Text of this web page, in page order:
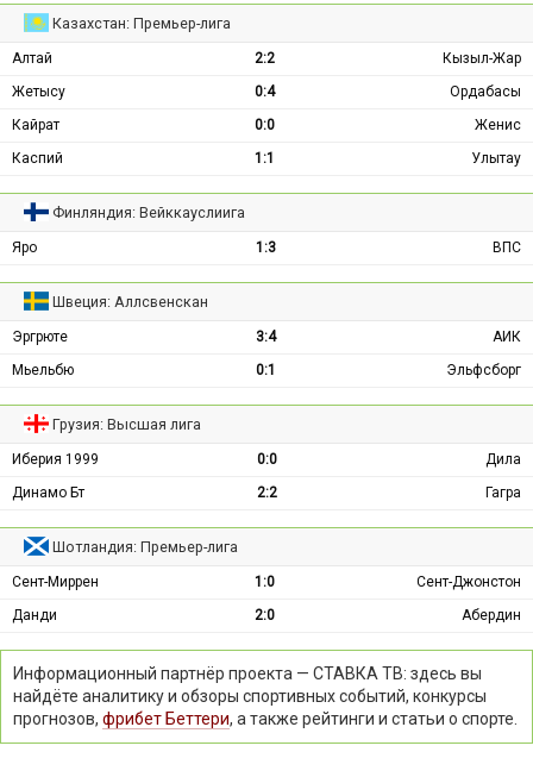
Казахстан: Премьер-лига
Алтай 2:2
Кызыл-Жар
Жетысу
0:4
Ордабасы
Кайрат
0:0
Женис
Каспий
1:1 Улытау
Финляндия: Вейккауслиига
Яро 1:3 ВПС
Швеция: Аллсвенскан
Эргрюте 3:4
АИК
Мьельбю
0:1 Эльфсборг
Грузия: Высшая лига
Иберия 1999 0:0
Дила
Динамо Бт
2:2 Гагра
Шотландия: Премьер-лига
Сент-Миррен 1:0
Сент-Джонстон
Данди
2:0 Абердин
Информационный партнёр проекта — СТАВКА ТВ: здесь вы
найдёте аналитику и обзоры спортивных событий, конкурсы
прогнозов, фрибет Беттери, а также рейтинги и статьи о спорте.